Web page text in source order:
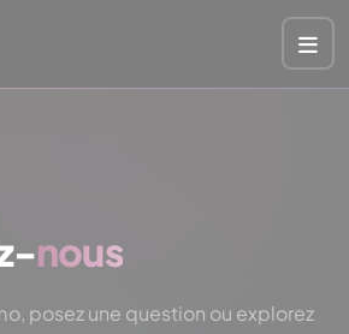
nous
posez une question ou explorez